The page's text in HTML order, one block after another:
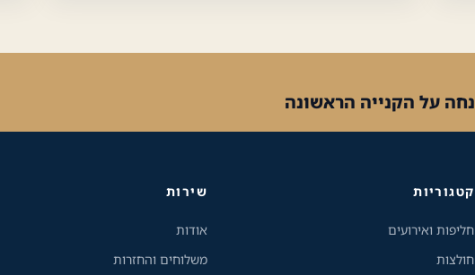
קטגוריות
חליפות ואירועים
חולצות
שירות
אודות
משלוחים והחזרות